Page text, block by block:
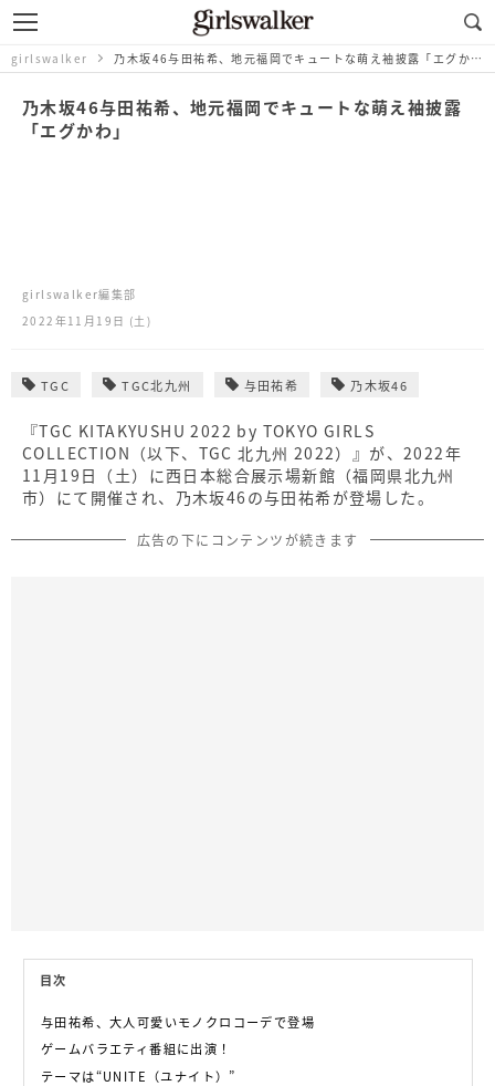
girlswalker 乃木坂46与田祐希、地元福岡でキュートな萌え袖披露「エグかわ」
乃木坂46与田祐希、地元福岡でキュートな萌え袖披露
「エグかわ」
girlswalker編集部
2022年11月19日 (土)
TGC TGC北九州 与田祐希 乃木坂46
『TGC KITAKYUSHU 2022 by TOKYO GIRLS
COLLECTION（以下、TGC 北九州 2022）』が、2022年
11⽉19⽇（⼟）に⻄⽇本総合展⽰場新館（福岡県北九州
市）にて開催され、乃木坂46の与田祐希が登場した。
広告の下にコンテンツが続きます
目次
与田祐希、大人可愛いモノクロコーデで登場
ゲームバラエティ番組に出演！
テーマは“UNITE（ユナイト）”